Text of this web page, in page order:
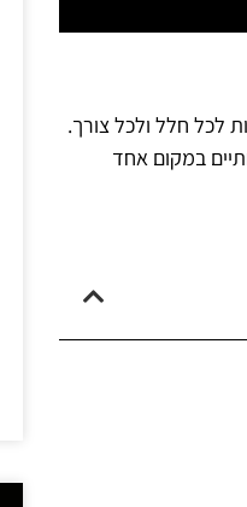
לכל חלל ולכל צורך.
במקום אחד